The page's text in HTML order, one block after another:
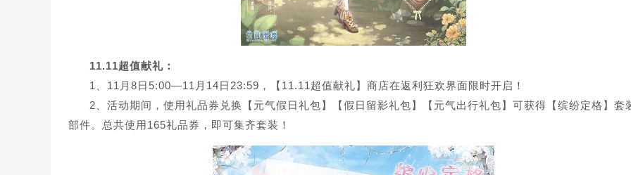
11.11超值献礼：
1、11月8日5:00—11月14日23:59，【11.11超值献礼】商店在返利狂欢界面限时开启！
2、活动期间，使用礼品券兑换【元气假日礼包】【假日留影礼包】【元气出行礼包】可获得【缤纷定格】套
部件。总共使用165礼品券，即可集齐套装！